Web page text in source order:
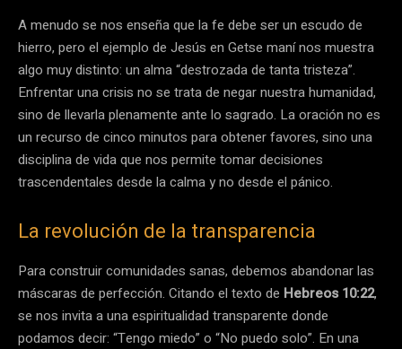
A menudo se nos enseña que la fe debe ser un escudo de
hierro, pero el ejemplo de Jesús en Getse maní nos muestra
algo muy distinto: un alma “destrozada de tanta tristeza”.
Enfrentar una crisis no se trata de negar nuestra humanidad,
sino de llevarla plenamente ante lo sagrado. La oración no es
un recurso de cinco minutos para obtener favores, sino una
disciplina de vida que nos permite tomar decisiones
trascendentales desde la calma y no desde el pánico.
La revolución de la transparencia
Para construir comunidades sanas, debemos abandonar las
máscaras de perfección. Citando el texto de Hebreos 10:22,
se nos invita a una espiritualidad transparente donde
podamos decir: “Tengo miedo” o “No puedo solo”. En una